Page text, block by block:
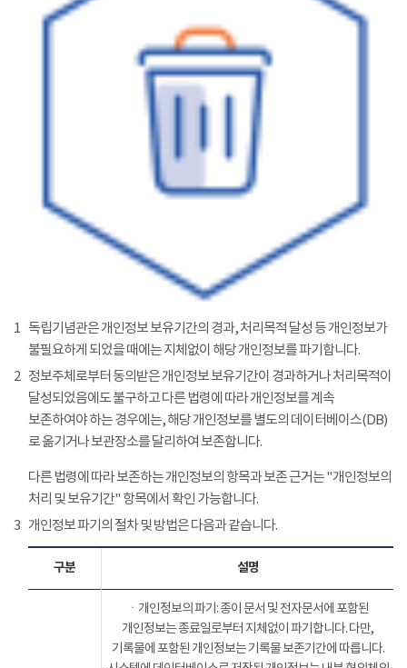
1 독립기념관은 개인정보 보유기간의 경과, 처리목적 달성 등 개인정보가
불필요하게 되었을 때에는 지체없이 해당 개인정보를 파기합니다.
2 정보주체로부터 동의받은 개인정보 보유기간이 경과하거나 처리목적이
달성되었음에도 불구하고 다른 법령에 따라 개인정보를 계속
보존하여야 하는 경우에는, 해당 개인정보를 별도의 데이터베이스(DB)
로 옮기거나 보관장소를 달리하여 보존합니다.
다른 법령에 따라 보존하는 개인정보의 항목과 보존 근거는 "개인정보의
처리 및 보유기간" 항목에서 확인 가능합니다.
3 개인정보 파기의 절차 및 방법은 다음과 같습니다.
구분 설명
ㆍ개인정보의 파기: 종이 문서 및 전자문서에 포함된
개인정보는 종료일로부터 지체없이 파기합니다. 다만,
기록물에 포함된 개인정보는 기록물 보존기간에 따릅니다.